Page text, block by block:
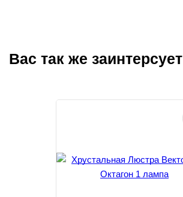
Вас так же заинтерсует